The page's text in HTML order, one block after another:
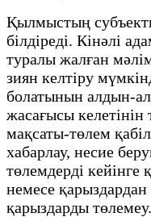
Қылмыстың
білдіреді. Кінәлі
туралы жалған
зиян келтіру
болатынын алдын-
жасағысы
мақсаты-төлем
хабарлау, несие
төлемдерді кейінге
немесе қарыздардан
қарыздарды төлемеу.